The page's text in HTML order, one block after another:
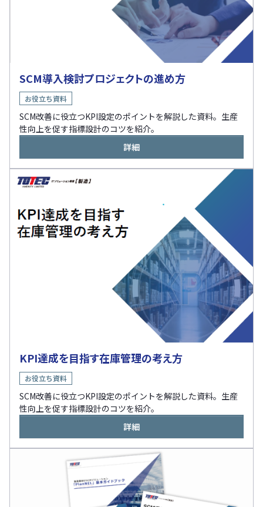
SCM導入検討プロジェクトの進め方
お役立ち資料
SCM改善に役立つKPI設定のポイントを解説した資料。生産
性向上を促す指標設計のコツを紹介。
詳細
KPI達成を目指す在庫管理の考え方
お役立ち資料
SCM改善に役立つKPI設定のポイントを解説した資料。生産
性向上を促す指標設計のコツを紹介。
詳細